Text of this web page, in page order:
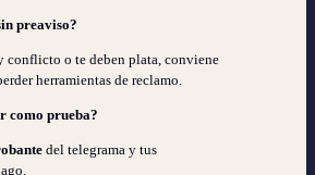
preaviso?
conflicto o te deben plata, conviene
herramientas de reclamo.
como prueba?
del telegrama y tus